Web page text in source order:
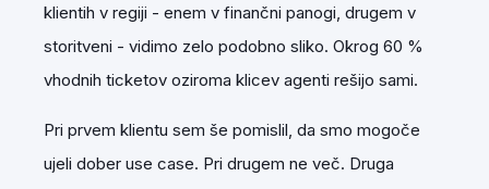
klientih v regiji - enem v finančni panogi, drugem v
storitveni - vidimo zelo podobno sliko. Okrog 60 %
vhodnih ticketov oziroma klicev agenti rešijo sami.
Pri prvem klientu sem še pomislil, da smo mogoče
ujeli dober use case. Pri drugem ne več. Druga